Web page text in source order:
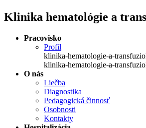
Klinika hematológie a
Pracovisko
Profil
klinika-hematologie-a-
klinika-hematologie-a-
O nás
Liečba
Diagnostika
Pedagogická činnosť
Osobnosti
Kontakty